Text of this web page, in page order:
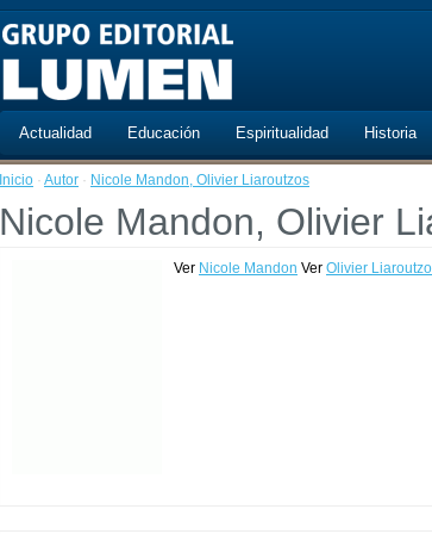
Actualidad Educación Espiritualidad Historia
Inicio · Autor · Nicole Mandon, Olivier Liaroutzos
Nicole Mandon, Olivier
Ver Nicole Mandon Ver Olivier